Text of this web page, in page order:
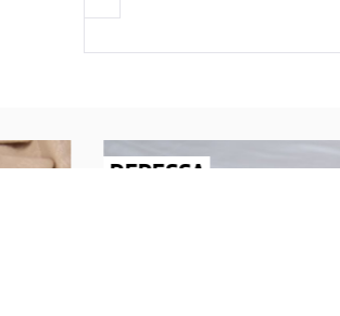
REBECCA